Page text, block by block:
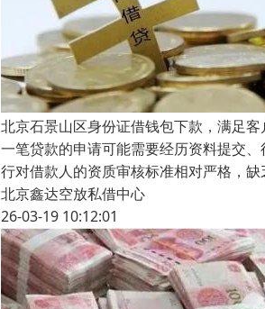
北京石景山区身份证借钱包下款，满足
一笔贷款的申请可能需要经历资料提交
行对借款人的资质审核标准相对严格，
北京鑫达空放私借中心
26-03-19 10:12:01